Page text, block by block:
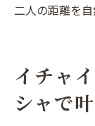
二人の距離を
イチャ
シャで